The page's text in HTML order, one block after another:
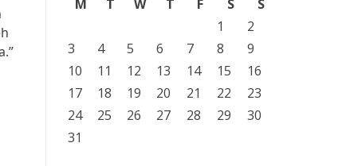
M
T W T F S
S
1
2
3
4 5 6 7 8
9
10
11 12 13 14 15
16
17
18 19 20 21 22
23
24
25 26 27 28 29
30
31